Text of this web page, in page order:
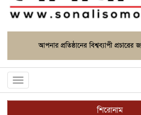
Toggle
navigation
শিরোনাম